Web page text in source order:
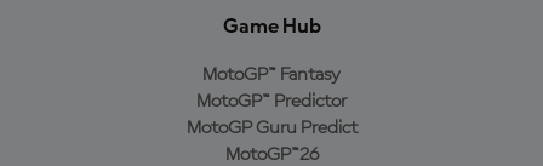
Game Hub
MotoGP™ Fantasy
MotoGP™ Predictor
MotoGP Guru Predict
MotoGP™26